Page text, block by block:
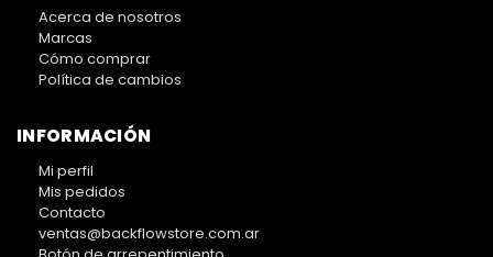
Acerca de nosotros
Marcas
Cómo comprar
Política de cambios
INFORMACIÓN
Mi perfil
Mis pedidos
Contacto
ventas@backflowstore.com.ar